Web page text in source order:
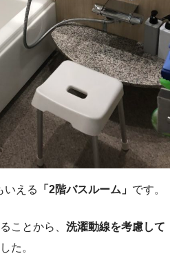
いえる 「2階バスルーム」 です。
ことから、 洗濯動線を考慮して
た。